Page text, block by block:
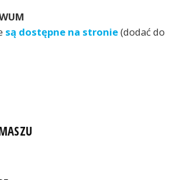
są dostępne na stronie(dodać do